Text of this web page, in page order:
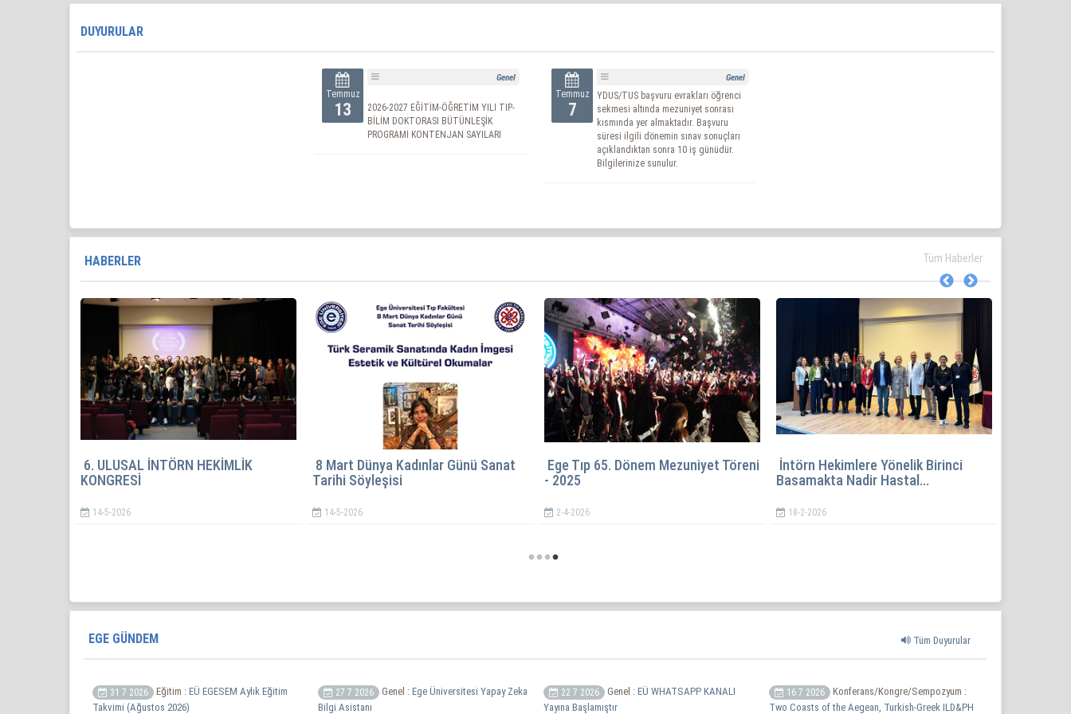
DUYURULAR
Temmuz
13
Genel
2026-2027 EĞİTİM-ÖĞRETİM YILI TIP-
BİLİM DOKTORASI BÜTÜNLEŞİK
PROGRAMI KONTENJAN SAYILARI
Temmuz
7
Genel
YDUS/TUS başvuru evrakları öğrenci
sekmesi altında mezuniyet sonrası
kısmında yer almaktadır. Başvuru
süresi ilgili dönemin sınav sonuçları
açıklandıktan sonra 10 iş günüdür.
Bilgilerinize sunulur.
Tüm Haberler
HABERLER
Hekimlere Yönelik Birinci
Nadir Hastal...
Fakültemizde bu yıl 2. si düzenlenen
“İntörn Hekimlik U...
Yeni İntörn Hekimlik Dönemi 7
Temmuz 2026'da başlıyor....
Ege Üniversitesi Tıp Fakültesi 66.
Dönem Mezuniyet Töre...
Fakültemizin mezuniyet
eğitimi programının a...
Tüm Duyurular
EGE GÜNDEM
31 7 2026 Eğitim : EÜ EGESEM Aylık Eğitim
Takvimi (Ağustos 2026)
27 7 2026 Genel : Ege Üniversitesi Yapay Zeka
Bilgi Asistanı
22 7 2026 Genel : EÜ WHATSAPP KANALI
Yayına Başlamıştır
16 7 2026
Konferans/Kongre/Sempozyum :
Two Coasts of the Aegean, Turkish-Greek ILD&PH